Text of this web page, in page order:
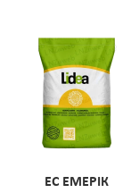
ЕС ЕМЕРІК